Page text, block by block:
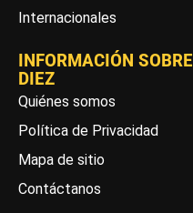
Internacionales
INFORMACIÓN SOBRE
DIEZ
Quiénes somos
Política de Privacidad
Mapa de sitio
Contáctanos